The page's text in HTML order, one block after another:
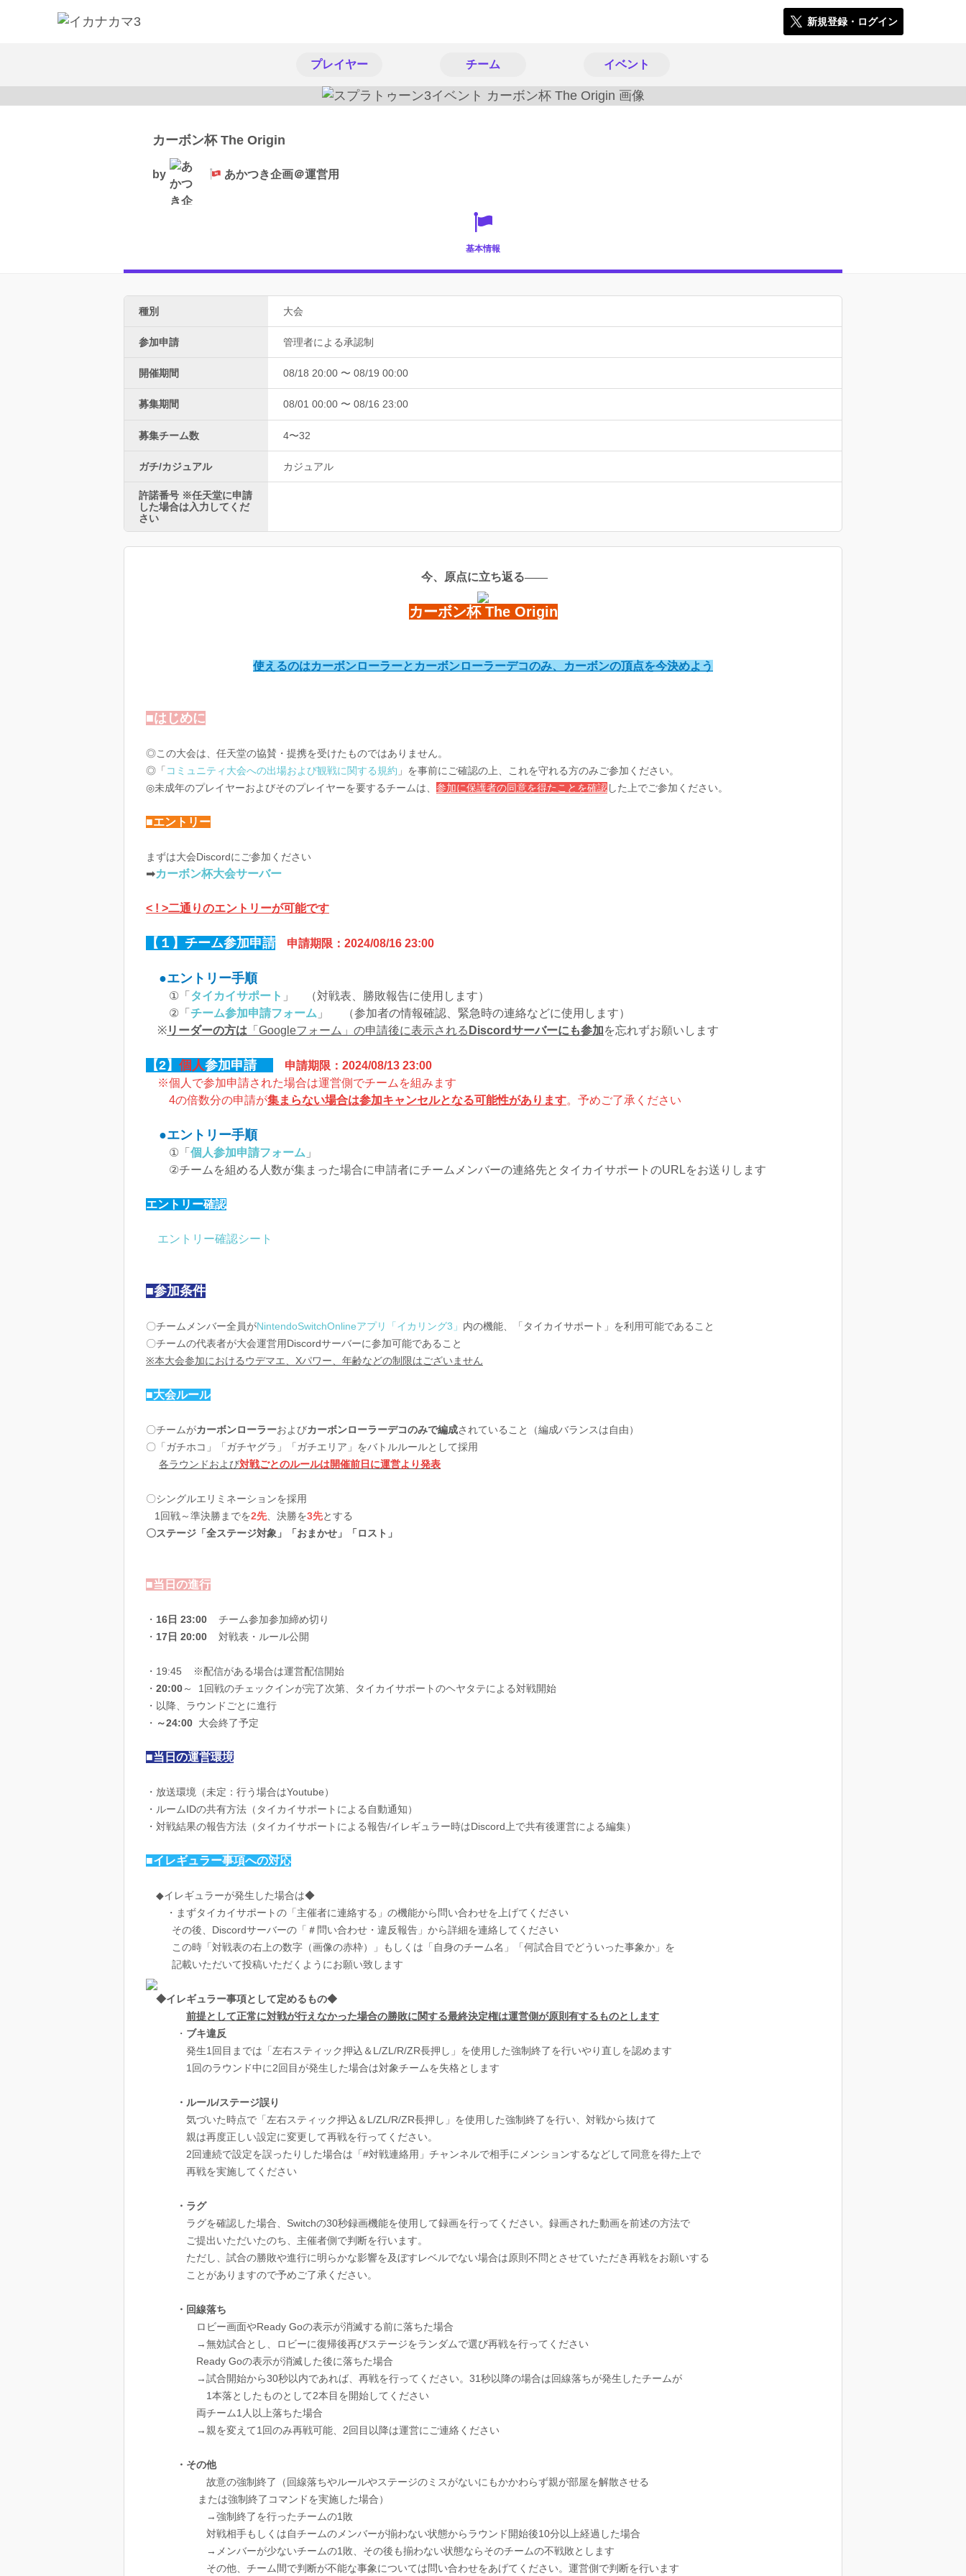
新規登録・ログイン
プレイヤー チーム イベント
カーボン杯 The Origin
by あかつき企画＠運営用
基本情報
種別 大会
参加申請 管理者による承認制
開催期間 08/18 20:00 〜 08/19 00:00
募集期間 08/01 00:00 〜 08/16 23:00
募集チーム数 4〜32
ガチ/カジュアル カジュアル
許諾番号 ※任天堂に申請
した場合は入力してくだ
さい
今、原点に立ち返る――
カーボン杯 The Origin
使えるのはカーボンローラーとカーボンローラーデコのみ、カーボンの頂点を今決めよう
■はじめに
◎この大会は、任天堂の協賛・提携を受けたものではありません。
◎「 コミュニティ大会への出場および観戦に関する規約 」を事前にご確認の上、これを守れる方のみご参加ください。
◎未成年のプレイヤーおよびそのプレイヤーを要するチームは、 参加に保護者の同意を得たことを確認した上でご参加ください。
■エントリー
まずは大会Discordにご参加ください
➡カーボン杯大会サーバー
< ! >二通りのエントリーが可能です
【１】チーム参加申請 申請期限：2024/08/16 23:00
●エントリー手順
①「 タイカイサポート 」 （対戦表、勝敗報告に使用します）
②「 チーム参加申請フォーム 」 （参加者の情報確認、緊急時の連絡などに使用します）
※リーダーの方は 「Googleフォーム」の申請後に表示される Discordサーバーにも参加を忘れずお願いします
【2】 個人参加申請
申請期限：2024/08/13 23:00
※個人で参加申請された場合は運営側でチームを組みます
4の倍数分の申請が集まらない場合は参加キャンセルとなる可能性があります。予めご了承ください
●エントリー手順
①「 個人参加申請フォーム 」
②チームを組める人数が集まった場合に申請者にチームメンバーの連絡先とタイカイサポートのURLをお送りします
エントリー確認
エントリー確認シート
■参加条件
〇チームメンバー全員がNintendoSwitchOnlineアプリ「イカリング3」 内の機能、「タイカイサポート」を利用可能であること
〇チームの代表者が大会運営用Discordサーバーに参加可能であること
※本大会参加におけるウデマエ、Xパワー、年齢などの制限はございません
■大会ルール
〇チームがカーボンローラーおよびカーボンローラーデコのみで編成されていること（編成バランスは自由）
〇「ガチホコ」「ガチヤグラ」「ガチエリア」をバトルルールとして採用
各ラウンドおよび対戦ごとのルールは開催前日に運営より発表
〇シングルエリミネーションを採用
1回戦～準決勝までを2先 、決勝を3先とする
〇ステージ「全ステージ対象」「おまかせ」「ロスト」
■当日の進行
・ 16日 23:00 チーム参加参加締め切り
・ 17日 20:00 対戦表・ルール公開
・19:45 ※配信がある場合は運営配信開始
・ 20:00～ 1回戦のチェックインが完了次第、タイカイサポートのヘヤタテによる対戦開始
・以降、ラウンドごとに進行
・ ～24:00 大会終了予定
■当日の運営環境
・放送環境（未定：行う場合はYoutube）
・ルームIDの共有方法（タイカイサポートによる自動通知）
・対戦結果の報告方法（タイカイサポートによる報告/イレギュラー時はDiscord上で共有後運営による編集）
■イレギュラー事項への対応
◆イレギュラーが発生した場合は◆
・まずタイカイサポートの「主催者に連絡する」の機能から問い合わせを上げてください
その後、Discordサーバーの「＃問い合わせ・違反報告」から詳細を連絡してください
この時「対戦表の右上の数字（画像の赤枠）」もしくは「自身のチーム名」「何試合目でどういった事象か」を
記載いただいて投稿いただくようにお願い致します
◆イレギュラー事項として定めるもの◆
前提として正常に対戦が行えなかった場合の勝敗に関する最終決定権は運営側が原則有するものとします
・ ブキ違反
発生1回目までは「左右スティック押込＆L/ZL/R/ZR長押し」を使用した強制終了を行いやり直しを認めます
1回のラウンド中に2回目が発生した場合は対象チームを失格とします
・ルール/ステージ誤り
気づいた時点で「左右スティック押込＆L/ZL/R/ZR長押し」を使用した強制終了を行い、対戦から抜けて
親は再度正しい設定に変更して再戦を行ってください。
2回連続で設定を誤ったりした場合は「#対戦連絡用」チャンネルで相手にメンションするなどして同意を得た上で
再戦を実施してください
・ラグ
ラグを確認した場合、Switchの30秒録画機能を使用して録画を行ってください。録画された動画を前述の方法で
ご提出いただいたのち、主催者側で判断を行います。
ただし、試合の勝敗や進行に明らかな影響を及ぼすレベルでない場合は原則不問とさせていただき再戦をお願いする
ことがありますので予めご了承ください。
・回線落ち
ロビー画面やReady Goの表示が消滅する前に落ちた場合
→無効試合とし、ロビーに復帰後再びステージをランダムで選び再戦を行ってください
Ready Goの表示が消滅した後に落ちた場合
→試合開始から30秒以内であれば、再戦を行ってください。31秒以降の場合は回線落ちが発生したチームが
1本落としたものとして2本目を開始してください
両チーム1人以上落ちた場合
→親を変えて1回のみ再戦可能、2回目以降は運営にご連絡ください
・その他
故意の強制終了（回線落ちやルールやステージのミスがないにもかかわらず親が部屋を解散させる
または強制終了コマンドを実施した場合）
→強制終了を行ったチームの1敗
対戦相手もしくは自チームのメンバーが揃わない状態からラウンド開始後10分以上経過した場合
→メンバーが少ないチームの1敗、その後も揃わない状態ならそのチームの不戦敗とします
その他、チーム間で判断が不能な事象については問い合わせをあげてください。運営側で判断を行います